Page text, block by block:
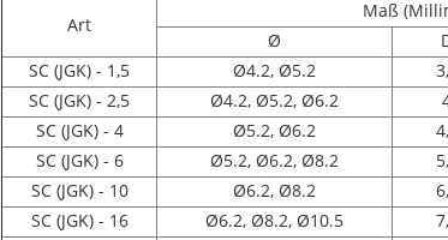
Art
Maß
Ø
SC (JGK) - 1,5
Ø4.2, Ø5.2
SC (JGK) - 2,5
Ø4.2, Ø5.2, Ø6.2
SC (JGK) - 4
Ø5.2, Ø6.2
SC (JGK) - 6
Ø5.2, Ø6.2, Ø8.2
SC (JGK) - 10
Ø6.2, Ø8.2
SC (JGK) - 16
Ø6.2, Ø8.2, Ø10.5